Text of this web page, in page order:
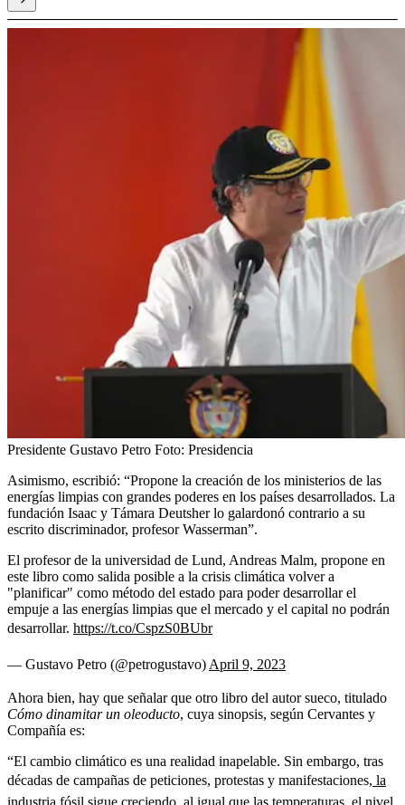
Presidente Gustavo Petro Foto: Presidencia
Asimismo, escribió: “Propone la creación de los ministerios de las
energías limpias con grandes poderes en los países desarrollados. La
fundación Isaac y Támara Deutsher lo galardonó contrario a su
escrito discriminador, profesor Wasserman”.
El profesor de la universidad de Lund, Andreas Malm, propone en
este libro como salida posible a la crisis climática volver a
"planificar" como método del estado para poder desarrollar el
empuje a las energías limpias que el mercado y el capital no podrán
desarrollar. https://t.co/CspzS0BUbr
— Gustavo Petro (@petrogustavo) April 9, 2023
Ahora bien, hay que señalar que otro libro del autor sueco, titulado
Cómo dinamitar un oleoducto, cuya sinopsis, según Cervantes y
Compañía es:
“El cambio climático es una realidad inapelable. Sin embargo, tras
décadas de campañas de peticiones, protestas y manifestaciones, la
industria fósil sigue creciendo, al igual que las temperaturas, el nivel